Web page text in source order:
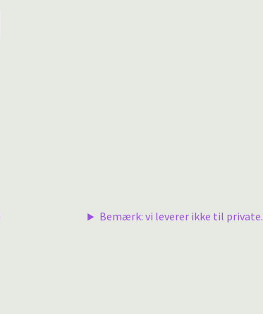
Bemærk: vi leverer ikke til private.